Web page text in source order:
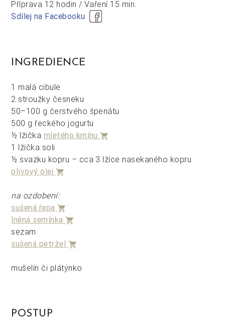
Příprava 12 hodin /Vaření 15 min.
Sdílej na Facebooku
INGREDIENCE
1 malá cibule
2 stroužky česneku
50–100 g čerstvého špenátu
500 g řeckého jogurtu
½ lžička mletého kmínu shopping_cart
1 lžička soli
½ svazku kopru – cca 3 lžíce nasekaného kopru
olivový olej shopping_cart
na ozdobení:
sušená řepa shopping_cart
lněná semínka shopping_cart
sezam
sušená petržel shopping_cart
mušelín či plátýnko
POSTUP